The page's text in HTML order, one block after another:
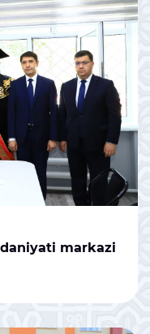
markazi